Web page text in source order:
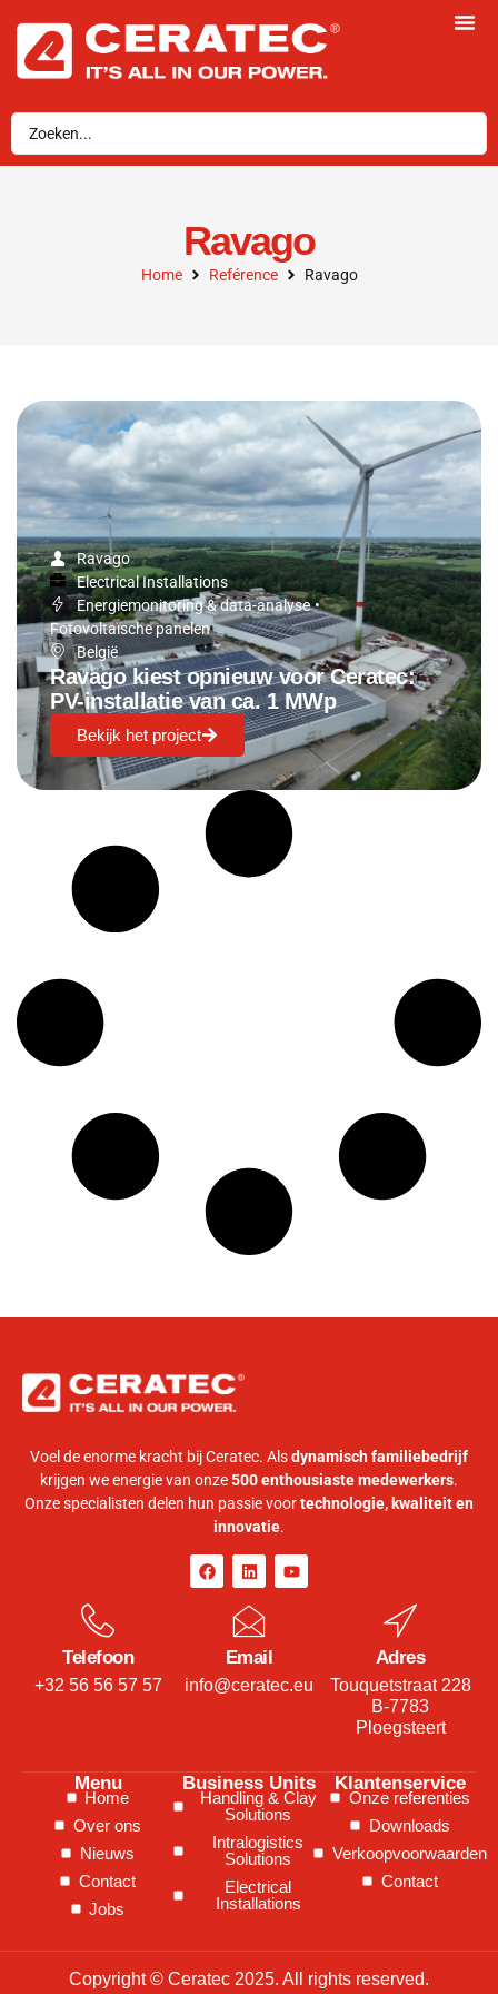
Ravago
Home Reférence Ravago
Ravago
Electrical Installations
Energiemonitoring & data-analyse •
Fotovoltaïsche panelen
België
Ravago kiest opnieuw voor Ceratec:
PV-installatie van ca. 1 MWp
Bekijk het project
Voel de enorme kracht bij Ceratec. Alsdynamisch familiebedrijf
krijgen we energie van onze500 enthousiaste medewerkers.
Onze specialisten delen hun passie voortechnologie, kwaliteit en
innovatie.
Telefoon
+32 56 56 57 57
Email
info@ceratec.eu
Adres
Touquetstraat 228
B-7783
Ploegsteert
Menu
Home
Over ons
Nieuws
Contact
Jobs
Business Units
Handling & Clay
Solutions
Intralogistics
Solutions
Electrical
Installations
Klantenservice
Onze referenties
Downloads
Verkoopvoorwaarden
Contact
Copyright © Ceratec 2025. All rights reserved.